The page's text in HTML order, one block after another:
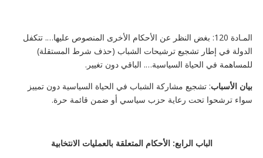
المـادة 120: بغض النظر عن الأحكام الأخرى المنصوص عليها…. تتكفل
الدولة في إطار تشجيع ترشيحات الشباب (حذف شرط المستقلة)
للمساهمة في الحياة السياسية…. الباقي دون تغيير.
بيان الأسباب: تشجيع مشاركة الشباب في الحياة السياسية دون تمييز
سواء ترشحوا تحت رعاية حزب سياسي أو ضمن قائمة حرة.
الباب الرابع: الأحكام المتعلقة بالعمليات الانتخابية